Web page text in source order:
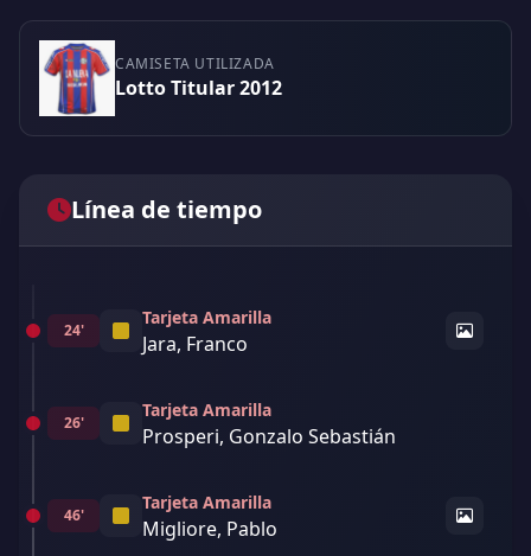
CAMISETA UTILIZADA
Lotto Titular 2012
Línea de tiempo
24'
Tarjeta Amarilla
Jara, Franco
26'
Tarjeta Amarilla
Prosperi, Gonzalo Sebastián
46'
Tarjeta Amarilla
Migliore, Pablo